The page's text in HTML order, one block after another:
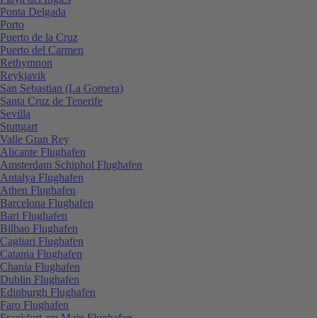
Ponta Delgada
Porto
Puerto de la Cruz
Puerto del Carmen
Rethymnon
Reykjavik
San Sebastian (La Gomera)
Santa Cruz de Tenerife
Sevilla
Stuttgart
Valle Gran Rey
Alicante Flughafen
Amsterdam Schiphol Flughafen
Antalya Flughafen
Athen Flughafen
Barcelona Flughafen
Bari Flughafen
Bilbao Flughafen
Cagliari Flughafen
Catania Flughafen
Chania Flughafen
Dublin Flughafen
Edinburgh Flughafen
Faro Flughafen